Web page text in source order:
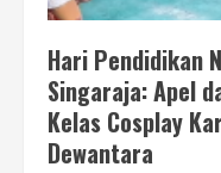
Hari Pendidikan
Singaraja: Apel
Kelas Cosplay
Dewantara